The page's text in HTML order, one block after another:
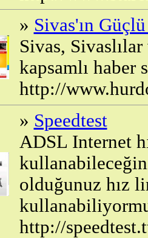
» Sivas'ın
Sivas,
kapsamlı haber
http://
» Speedtest
ADSL Internet
olduğunuz hız
http://